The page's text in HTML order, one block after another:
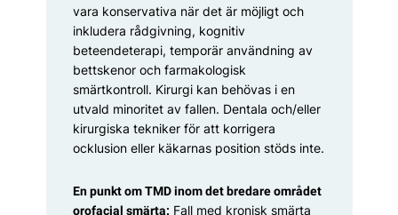
vara konservativa när det är möjligt och
inkludera råd­givning, kognitiv
beteendeterapi, temporär användning av
bettskenor och farmakologisk
smärtkontroll. Kirurgi kan behövas i en
utvald minoritet av fallen. Dentala och/eller
kirurgiska tekniker för att korrigera
ocklusion eller käkar­nas position stöds inte.
En punkt om TMD inom det bredare ­området
orofacial smärta: Fall med ­kronisk smärta